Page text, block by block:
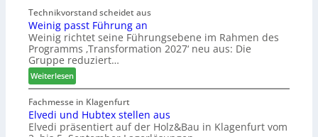
e
r
e
i
h
g
e
r
a
b
Technikvorstand scheidet aus
Weinig passt Führung an
Weinig richtet seine Führungsebene im Rahmen des
Programms ‚Transformation 2027‘ neu aus: Die
Gruppe reduziert…
Weiterlesen:
W
e
i
n
Fachmesse in Klagenfurt
Elvedi und Hubtex stellen aus
Elvedi präsentiert auf der Holz&Bau in Klagenfurt vom